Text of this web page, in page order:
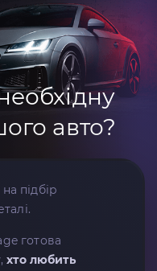
авто?
підбір
готова
хто любить